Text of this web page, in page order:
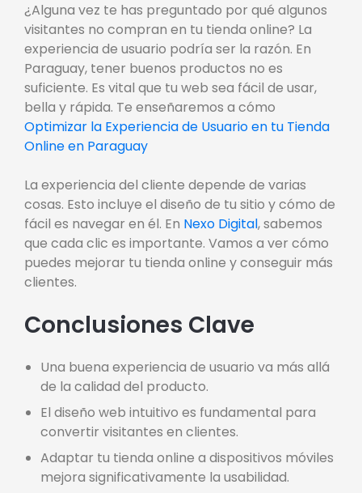
¿Alguna vez te has preguntado por qué algunos
visitantes no compran en tu tienda online? La
experiencia de usuario podría ser la razón. En
Paraguay, tener buenos productos no es
suficiente. Es vital que tu web sea fácil de usar,
bella y rápida. Te enseñaremos a cómo
Optimizar la Experiencia de Usuario en tu Tienda
Online en Paraguay
La experiencia del cliente depende de varias
cosas. Esto incluye el diseño de tu sitio y cómo de
fácil es navegar en él. En Nexo Digital, sabemos
que cada clic es importante. Vamos a ver cómo
puedes mejorar tu tienda online y conseguir más
clientes.
Conclusiones Clave
Una buena experiencia de usuario va más allá
de la calidad del producto.
El diseño web intuitivo es fundamental para
convertir visitantes en clientes.
Adaptar tu tienda online a dispositivos móviles
mejora significativamente la usabilidad.